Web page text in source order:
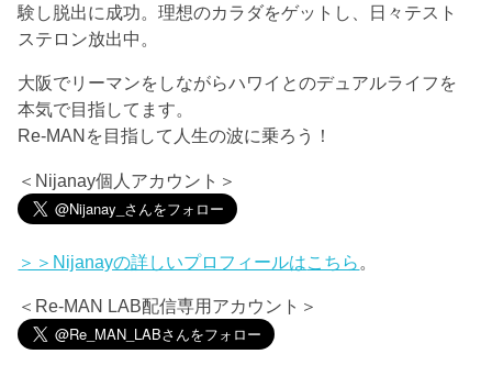
験し脱出に成功。理想のカラダをゲットし、日々テスト
ステロン放出中。
大阪でリーマンをしながらハワイとのデュアルライフを
本気で目指してます。
Re-MANを目指して人生の波に乗ろう！
＜Nijanay個人アカウント＞
＞＞Nijanayの詳しいプロフィールはこちら 。
＜Re-MAN LAB配信専用アカウント＞